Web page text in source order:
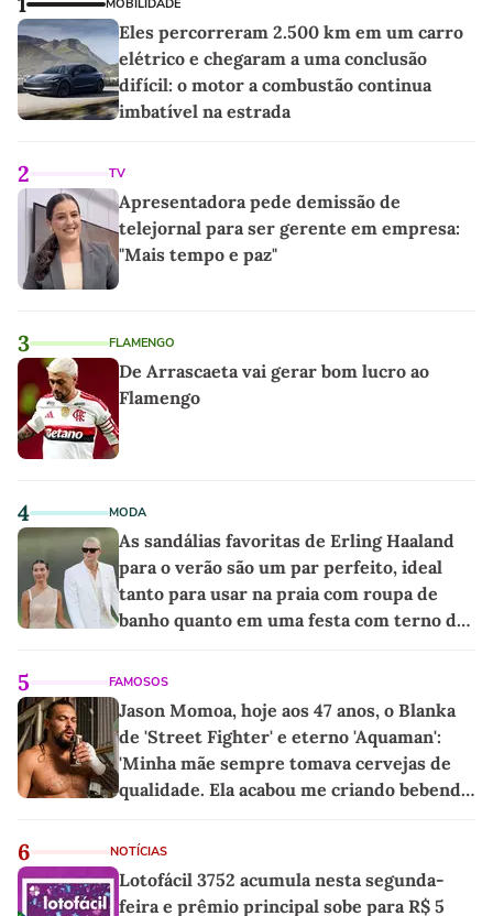
MOBILIDADE
Eles percorreram 2.500 km em um carro
elétrico e chegaram a uma conclusão
difícil: o motor a combustão continua
imbatível na estrada
2 TV
Apresentadora pede demissão de
telejornal para ser gerente em empresa:
"Mais tempo e paz"
3 FLAMENGO
De Arrascaeta vai gerar bom lucro ao
Flamengo
4 MODA
As sandálias favoritas de Erling Haaland
para o verão são um par perfeito, ideal
tanto para usar na praia com roupa de
banho quanto em uma festa com terno de
5 FAMOSOS
Jason Momoa, hoje aos 47 anos, o Blanka
de 'Street Fighter' e eterno 'Aquaman':
'Minha mãe sempre tomava cervejas de
qualidade. Ela acabou me criando bebendo
6 NOTÍCIAS
Lotofácil 3752 acumula nesta segunda-
feira e prêmio principal sobe para R$ 5